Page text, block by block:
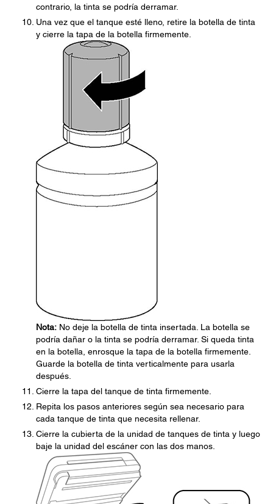
contrario, la tinta se podría derramar.
Una vez que el tanque esté lleno, retire la botella de tinta
y cierre la tapa de la botella firmemente.
Nota: No deje la botella de tinta insertada. La botella se
podría dañar o la tinta se podría derramar. Si queda tinta
en la botella, enrosque la tapa de la botella firmemente.
Guarde la botella de tinta verticalmente para usarla
después.
Cierre la tapa del tanque de tinta firmemente.
Repita los pasos anteriores según sea necesario para
cada tanque de tinta que necesita rellenar.
Cierre la cubierta de la unidad de tanques de tinta y luego
baje la unidad del escáner con las dos manos.